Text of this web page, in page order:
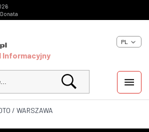
Informacyjny
PL
/ WARSZAWA